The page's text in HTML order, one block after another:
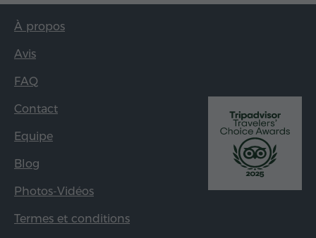
À propos
Avis
FAQ
Contact
Equipe
Blog
Photos-Vidéos
Termes et conditions